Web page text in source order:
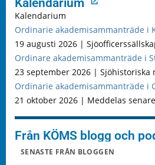
Kalendarium
Ordinarie akademisammanträde i
19 augusti 2026 |
Ordinare akademisammanträde i
23 september 2026 | Sjöhistoriska
Ordinarie akademisammanträde i
21 oktober 2026 | Meddelas senare
Från KÖMS blogg och
SENASTE FRÅN BLOGGEN